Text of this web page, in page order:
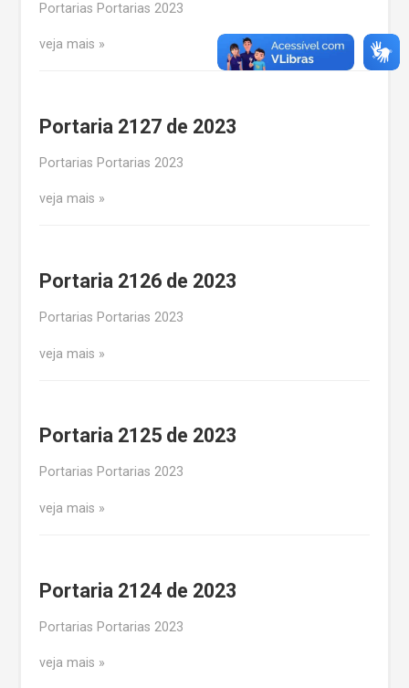
Portarias Portarias 2023
veja mais
Portaria 2127 de 2023
Portarias Portarias 2023
veja mais
Portaria 2126 de 2023
Portarias Portarias 2023
veja mais
Portaria 2125 de 2023
Portarias Portarias 2023
veja mais
Portaria 2124 de 2023
Portarias Portarias 2023
veja mais